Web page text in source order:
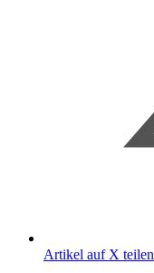
Artikel auf X teilen